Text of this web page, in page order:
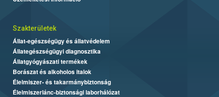
Szakterületek
Állat-egészségügy és állatvédelem
Állategészségügyi diagnosztika
Állatgyógyászati termékek
Borászat és alkoholos italok
Élelmiszer- és takarmánybiztonság
Élelmiszerlánc-biztonsági laborhálózat